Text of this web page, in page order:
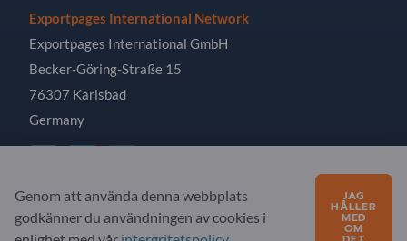
Exportpages International Network
Exportpages International GmbH
Becker-Göring-Straße 15
76307 Karlsbad
Germany
Copyright © 2026 Exportpages International GmbH. All
Rights Reserved.
Genom att använda denna webbplats
godkänner du användningen av cookies i
JAG
HÅLLER
MED
OM